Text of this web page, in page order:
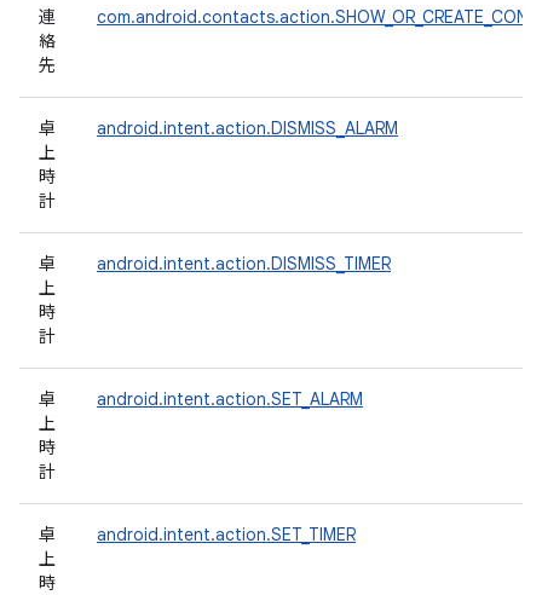
連
絡
先
卓
上
時
計
android.intent.action.DISMISS_ALARM
卓
上
時
計
android.intent.action.DISMISS_TIMER
卓
上
時
計
android.intent.action.SET_ALARM
卓
上
時
android.intent.action.SET_TIMER